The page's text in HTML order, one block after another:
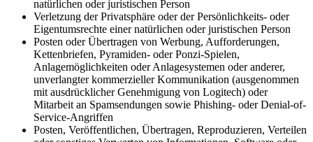
natürlichen oder juristischen Person
Verletzung der Privatsphäre oder der Persönlichkeits- oder
Eigentumsrechte einer natürlichen oder juristischen Person
Posten oder Übertragen von Werbung, Aufforderungen,
Kettenbriefen, Pyramiden- oder Ponzi-Spielen,
Anlagemöglichkeiten oder Anlagesystemen oder anderer,
unverlangter kommerzieller Kommunikation (ausgenommen
mit ausdrücklicher Genehmigung von Logitech) oder
Mitarbeit an Spamsendungen sowie Phishing- oder Denial-of-
Service-Angriffen
Posten, Veröffentlichen, Übertragen, Reproduzieren, Verteilen